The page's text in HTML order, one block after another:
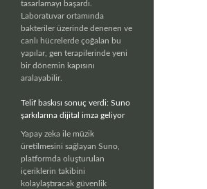
tasarlamayı başardı.
Laboratuvar ortamında
bakteriler üzerinde denenen ve
canlı hücrelerde çoğalan bu
yapılar, gen terapilerinde yeni
bir dönemin kapısını
aralayabilir.
Telif baskısı sonuç verdi: Suno
şarkılarına dijital imza geliyor
Yapay zeka ile müzik
üretilmesini sağlayan Suno,
platformda oluşturulan
içeriklerin takibini
kolaylaştıracak güvenlik